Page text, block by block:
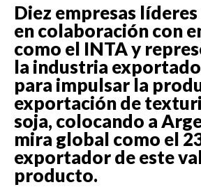
Diez empresas
en colaboración con
como el INTA y
la industria
para impulsar la
exportación de
soja, colocando a
mira global como el
exportador de este
producto.